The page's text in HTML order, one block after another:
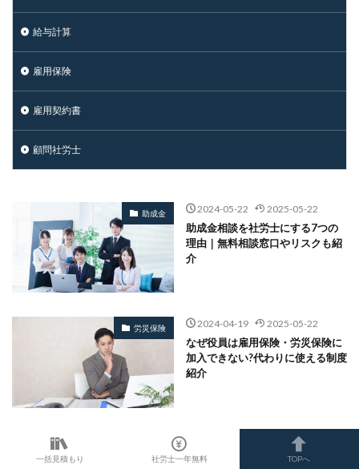
給与計算
雇用保険
雇用契約書
顧問社労士
助成金 2024-05-22 2025-05-22
助成金相談を社労士にする7つの
理由｜無料相談窓口やリスクも紹
介
労災保険 2024-04-19 2025-05-22
なぜ役員は雇用保険・労災保険に
加入できない?代わりに使える制度
紹介
2024-04-19
役員の社会保険(健康保険・国民年
一括見積もり 社労士一年無料 TOPへ